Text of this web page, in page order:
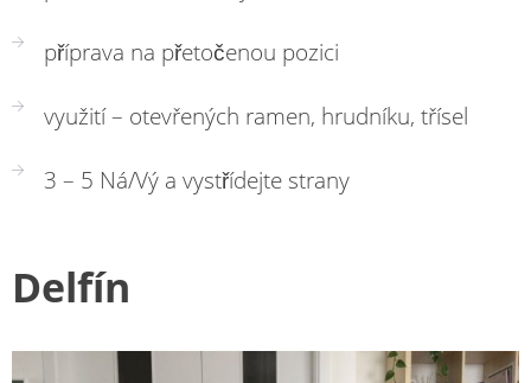
příprava na přetočenou pozici
využití – otevřených ramen, hrudníku, třísel
3 – 5 Ná/Vý a vystřídejte strany
Delfín